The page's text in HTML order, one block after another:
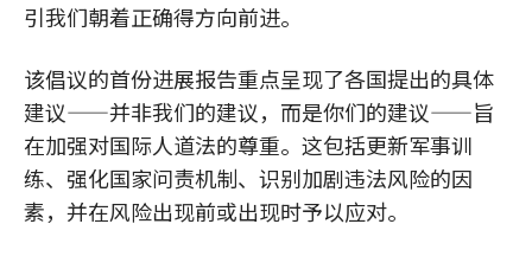
引我们朝着正确得方向前进。
该倡议的首份进展报告重点呈现了各国提出的具体
建议——并非我们的建议，而是你们的建议——旨
在加强对国际人道法的尊重。这包括更新军事训
练、强化国家问责机制、识别加剧违法风险的因
素，并在风险出现前或出现时予以应对。